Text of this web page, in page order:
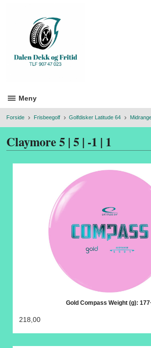
Meny
Forside Frisbeegolf Golfdisker Latitude 64
Claymore 5 | 5 | -1 | 1
Gold Compass Weight (g):
218,00